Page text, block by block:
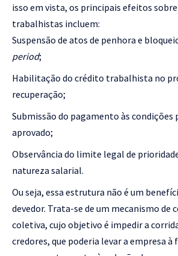
isso em vista, os principais efeitos sobre
trabalhistas incluem:
Suspensão de atos de penhora e
period;
Habilitação do crédito trabalhista no
recuperação;
Submissão do pagamento às condições
aprovado;
Observância do limite legal de
natureza salarial.
Ou seja, essa estrutura não é um
devedor. Trata-se de um mecanismo de
coletiva, cujo objetivo é impedir a
credores, que poderia levar a empresa à